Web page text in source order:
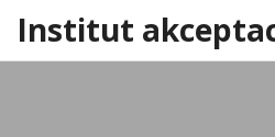
Institut